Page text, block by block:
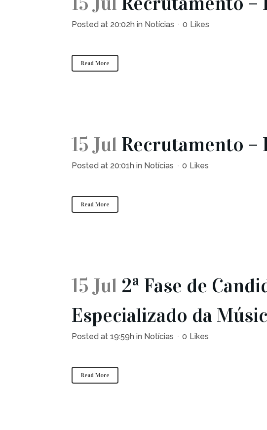
Posted at 20:02h in Notícias 0 Likes
Read More
15 Jul Recrutamento –
Posted at 20:01h in Notícias 0 Likes
Read More
15 Jul 2ª Fase de
Especializado da
Posted at 19:59h in Notícias 0 Likes
Read More